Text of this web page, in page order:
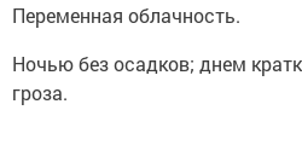
Переменная облачность.
Ночью без осадков; днем
гроза.